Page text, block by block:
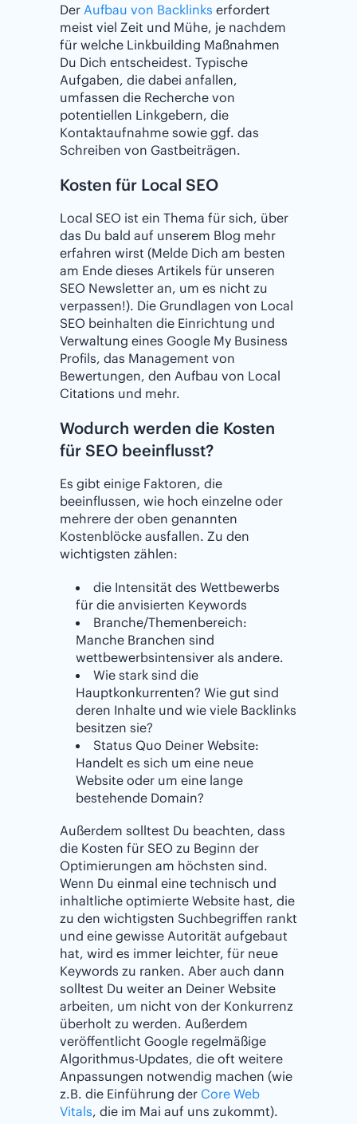
Der Aufbau von Backlinks erfordert
meist viel Zeit und Mühe, je nachdem
für welche Linkbuilding Maßnahmen
Du Dich entscheidest. Typische
Aufgaben, die dabei anfallen,
umfassen die Recherche von
potentiellen Linkgebern, die
Kontaktaufnahme sowie ggf. das
Schreiben von Gastbeiträgen.
Kosten für Local SEO
Local SEO ist ein Thema für sich, über
das Du bald auf unserem Blog mehr
erfahren wirst (Melde Dich am besten
am Ende dieses Artikels für unseren
SEO Newsletter an, um es nicht zu
verpassen!). Die Grundlagen von Local
SEO beinhalten die Einrichtung und
Verwaltung eines Google My Business
Profils, das Management von
Bewertungen, den Aufbau von Local
Citations und mehr.
Wodurch werden die Kosten
für SEO beeinflusst?
Es gibt einige Faktoren, die
beeinflussen, wie hoch einzelne oder
mehrere der oben genannten
Kostenblöcke ausfallen. Zu den
wichtigsten zählen:
die Intensität des Wettbewerbs
für die anvisierten Keywords
Branche/Themenbereich:
Manche Branchen sind
wettbewerbsintensiver als andere.
Wie stark sind die
Hauptkonkurrenten? Wie gut sind
deren Inhalte und wie viele Backlinks
besitzen sie?
Status Quo Deiner Website:
Handelt es sich um eine neue
Website oder um eine lange
bestehende Domain?
Außerdem solltest Du beachten, dass
die Kosten für SEO zu Beginn der
Optimierungen am höchsten sind.
Wenn Du einmal eine technisch und
inhaltliche optimierte Website hast, die
zu den wichtigsten Suchbegriffen rankt
und eine gewisse Autorität aufgebaut
hat, wird es immer leichter, für neue
Keywords zu ranken. Aber auch dann
solltest Du weiter an Deiner Website
arbeiten, um nicht von der Konkurrenz
überholt zu werden. Außerdem
veröffentlicht Google regelmäßige
Algorithmus-Updates, die oft weitere
Anpassungen notwendig machen (wie
z.B. die Einführung der Core Web
Vitals, die im Mai auf uns zukommt).